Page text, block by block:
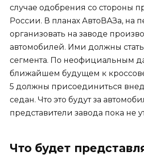
случае одобрения со стороны
России. В планах АвтоВАЗа, на
организовать на заводе
автомобилей. Ими должны
сегмента. По неофициальным
ближайшем будущем к
5 должны присоединиться
седан. Что это будут за
представители завода пока не
Что будет